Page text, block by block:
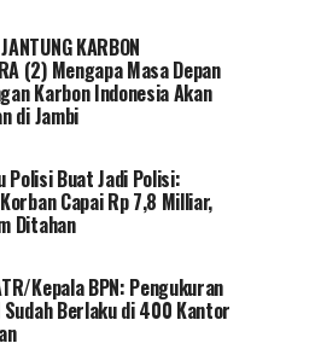
KARBON
(2) Mengapa Masa Depan
Karbon Indonesia Akan
di Jambi
Polisi Buat Jadi Polisi:
Capai Rp 7,8 Milliar,
Ditahan
Kepala BPN: Pengukuran
Sudah Berlaku di 400 Kantor